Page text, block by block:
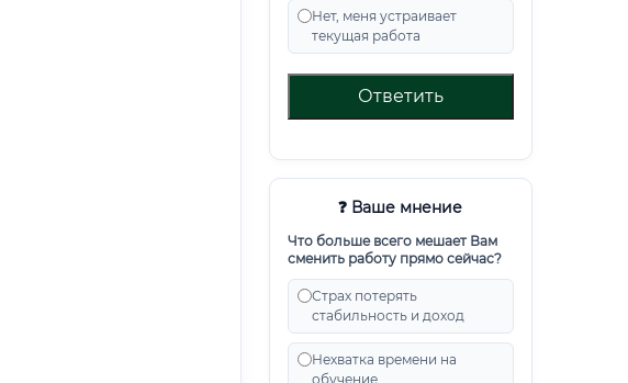
Нет, меня устраивает
текущая работа
Ответить
❓ Ваше мнение
Что больше всего мешает Вам
сменить работу прямо сейчас?
Страх потерять
стабильность и доход
Нехватка времени на
обучение